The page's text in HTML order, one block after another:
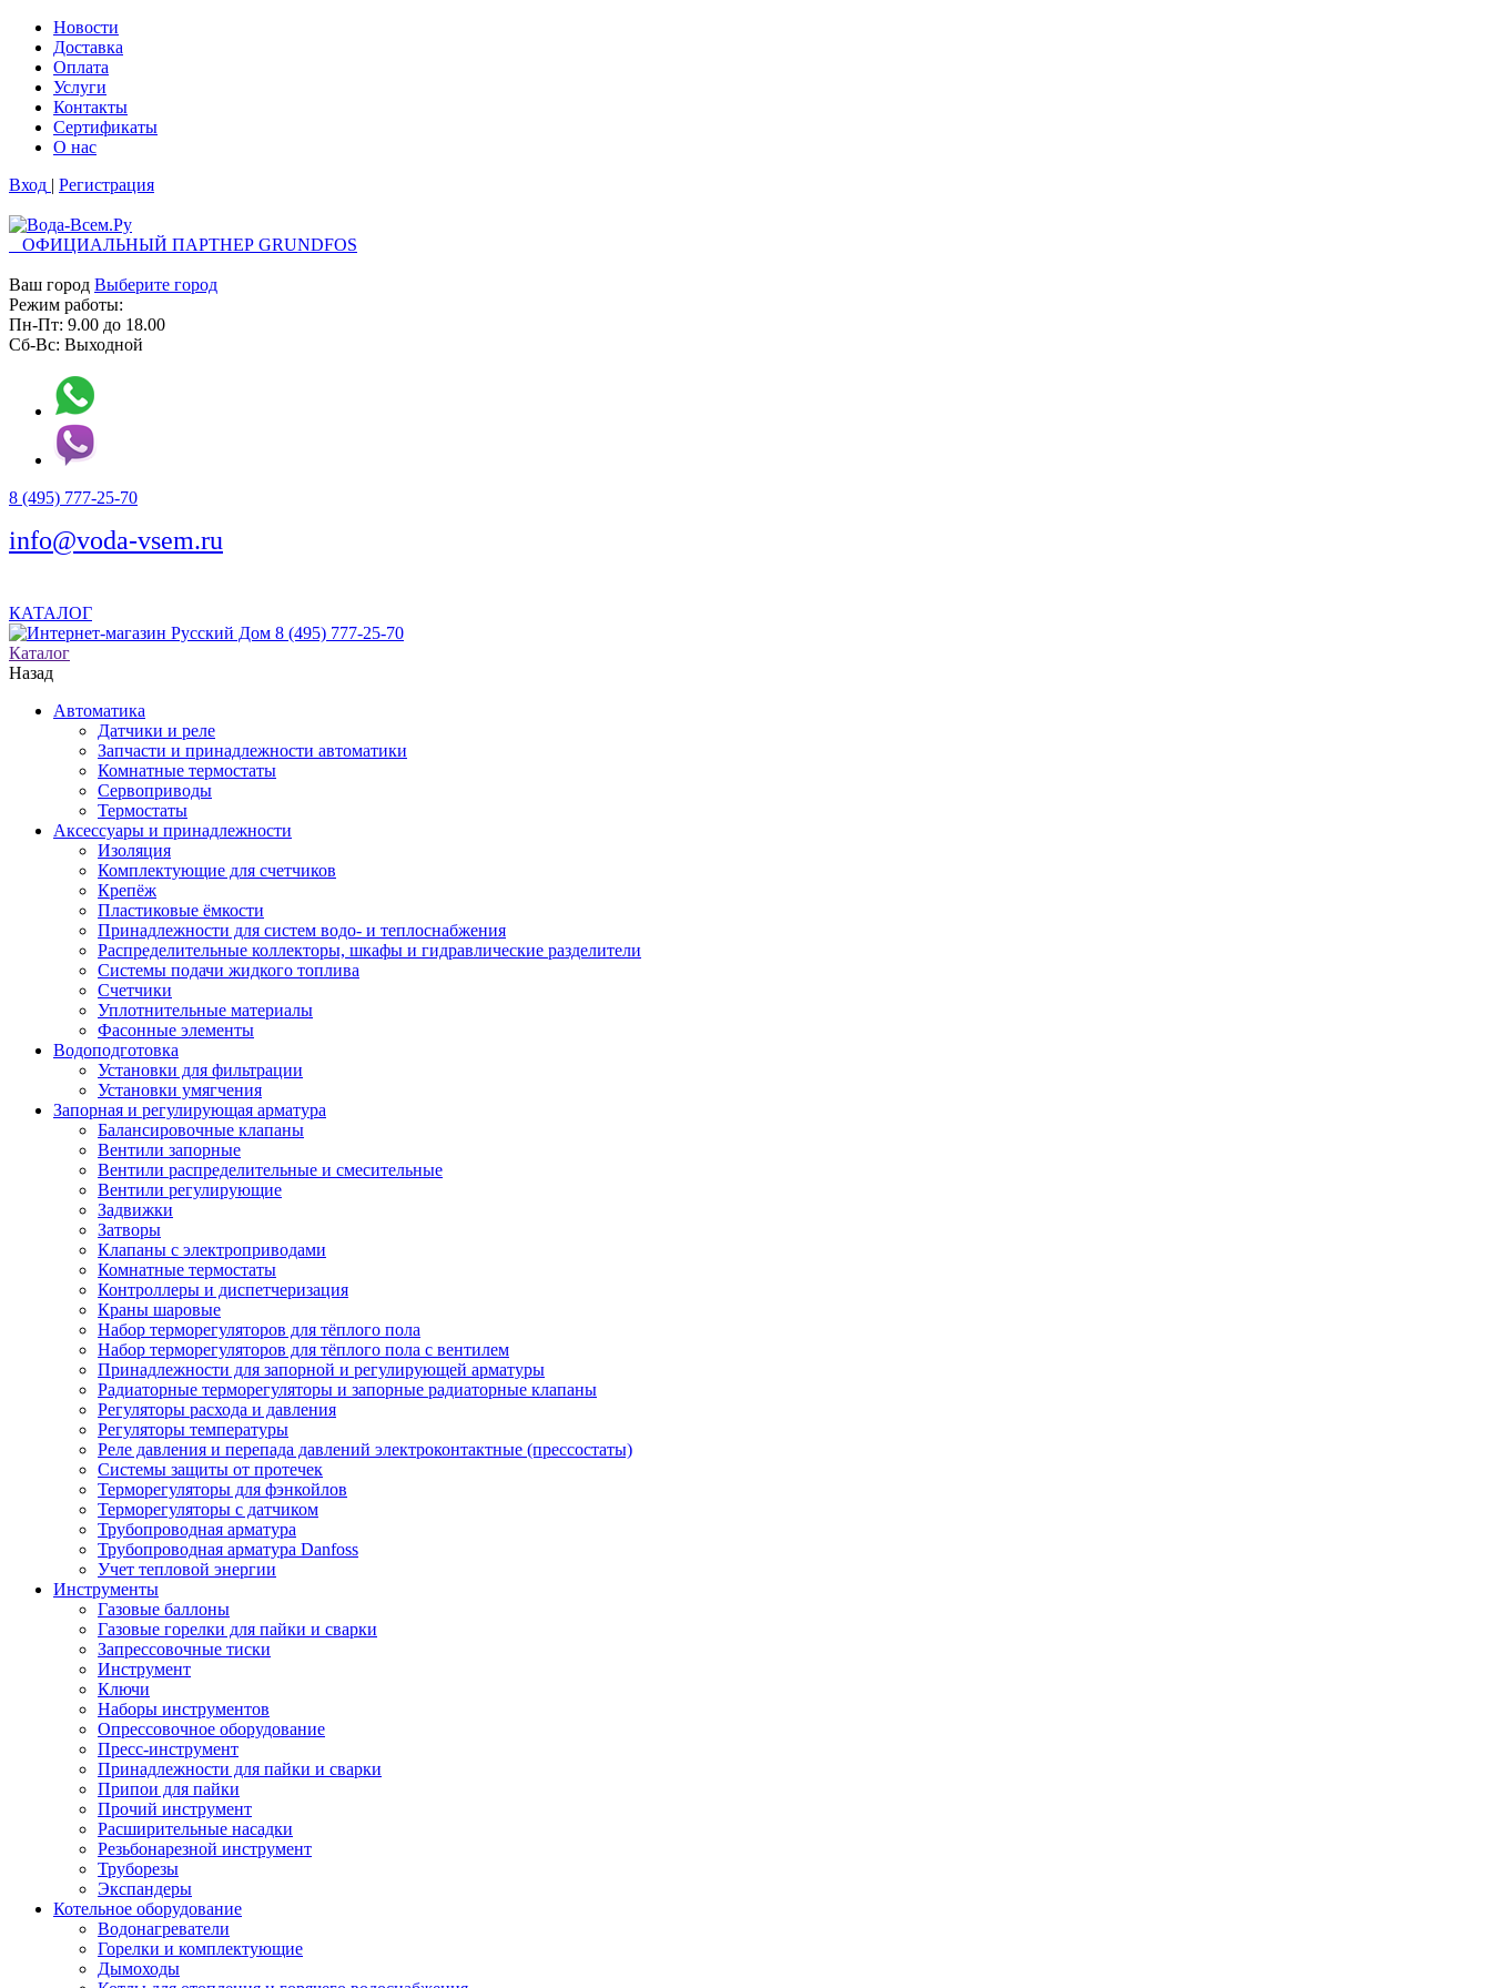
Новости
Доставка
Оплата
Услуги
Контакты
Cертификаты
О нас
Вход | Регистрация
ОФИЦИАЛЬНЫЙ ПАРТНЕР GRUNDFOS
Ваш город Выберите город
Режим работы:
Пн-Пт: 9.00 до 18.00
Сб-Вс: Выходной
8 (495) 777-25-70
info@voda-vsem.ru
КАТАЛОГ
8 (495) 777-25-70
Каталог
Назад
Автоматика
Датчики и реле
Запчасти и принадлежности автоматики
Комнатные термостаты
Сервоприводы
Термостаты
Аксессуары и принадлежности
Изоляция
Комплектующие для счетчиков
Крепёж
Пластиковые ёмкости
Принадлежности для систем водо- и теплоснабжения
Распределительные коллекторы, шкафы и гидравлические разделители
Системы подачи жидкого топлива
Счетчики
Уплотнительные материалы
Фасонные элементы
Водоподготовка
Установки для фильтрации
Установки умягчения
Запорная и регулирующая арматура
Балансировочные клапаны
Вентили запорные
Вентили распределительные и смесительные
Вентили регулирующие
Задвижки
Затворы
Клапаны с электроприводами
Комнатные термостаты
Контроллеры и диспетчеризация
Краны шаровые
Набор терморегуляторов для тёплого пола
Набор терморегуляторов для тёплого пола с вентилем
Принадлежности для запорной и регулирующей арматуры
Радиаторные терморегуляторы и запорные радиаторные клапаны
Регуляторы расхода и давления
Регуляторы температуры
Реле давления и перепада давлений электроконтактные (прессостаты)
Системы защиты от протечек
Терморегуляторы для фэнкойлов
Терморегуляторы с датчиком
Трубопроводная арматура
Трубопроводная арматура Danfoss
Учет тепловой энергии
Инструменты
Газовые баллоны
Газовые горелки для пайки и сварки
Запрессовочные тиски
Инструмент
Ключи
Наборы инструментов
Опрессовочное оборудование
Пресс-инструмент
Принадлежности для пайки и сварки
Припои для пайки
Прочий инструмент
Расширительные насадки
Резьбонарезной инструмент
Труборезы
Экспандеры
Котельное оборудование
Водонагреватели
Горелки и комплектующие
Дымоходы